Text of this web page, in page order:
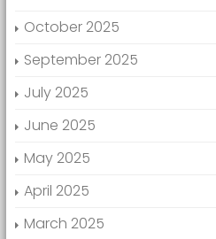
October 2025
September 2025
July 2025
June 2025
May 2025
April 2025
March 2025